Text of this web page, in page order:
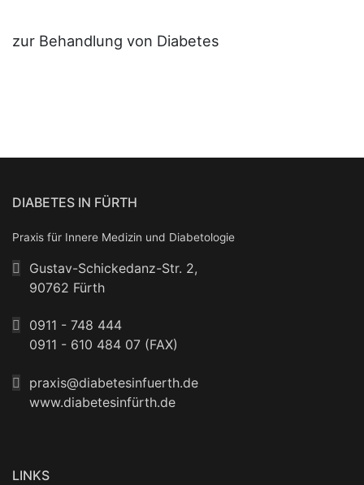
zur Behandlung von Diabetes
DIABETES IN FÜRTH
Praxis für Innere Medizin und Diabetologie
Gustav-Schickedanz-Str. 2,
90762 Fürth
0911 - 748 444
0911 - 610 484 07 (FAX)
praxis@diabetesinfuerth.de
www.diabetesinfürth.de
LINKS